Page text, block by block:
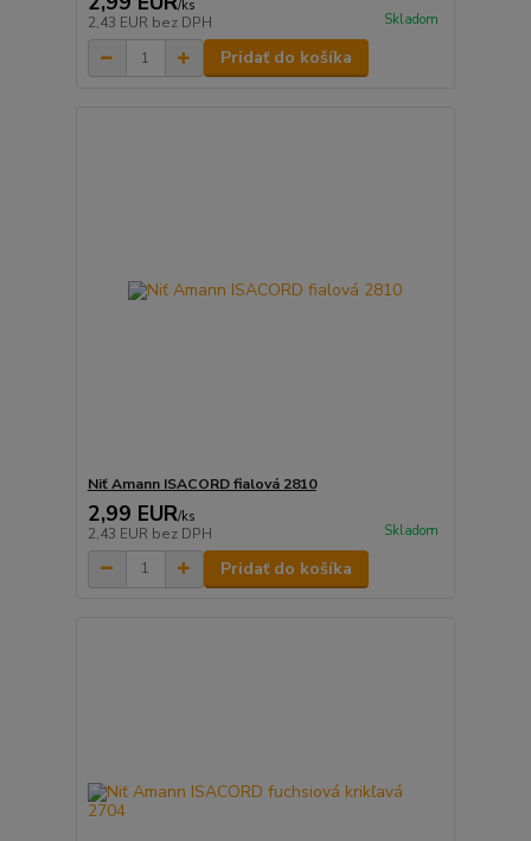
/ks
2,43 EUR bez DPH Skladom
Pridať do košíka
Niť Amann ISACORD fialová 2810
2,99 EUR/ks
2,43 EUR bez DPH Skladom
Pridať do košíka